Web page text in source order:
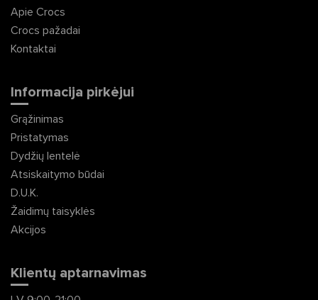
Apie Crocs
Crocs pažadai
Kontaktai
Informacija pirkėjui
Grąžinimas
Pristatymas
Dydžių lentelė
Atsiskaitymo būdai
D.U.K.
Žaidimų taisyklės
Akcijos
Klientų aptarnavimas